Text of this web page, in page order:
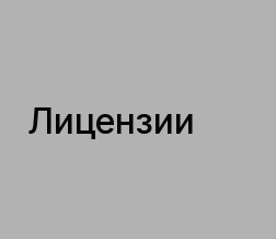
Лицензии